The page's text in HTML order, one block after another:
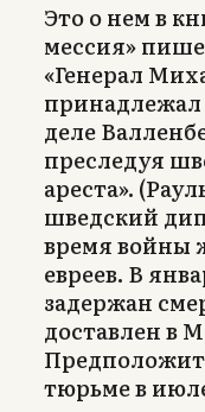
Это о нем в
мессия»
«Генерал
принадлежал
деле
преследуя
ареста».
шведский
время войны
евреев. В
задержан
доставлен в
тюрьме в